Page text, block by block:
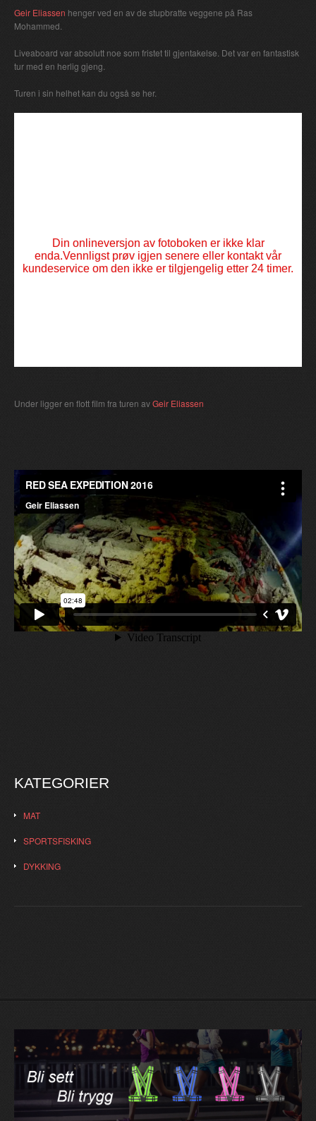
Geir Eliassen henger ved en av de stupbratte veggene på Ras
Mohammed.
Liveaboard var absolutt noe som fristet til gjentakelse. Det var en fantastisk
tur med en herlig gjeng.
Turen i sin helhet kan du også se her.
Under ligger en flott film fra turen avGeir Eliassen
KATEGORIER
MAT
SPORTSFISKING
DYKKING